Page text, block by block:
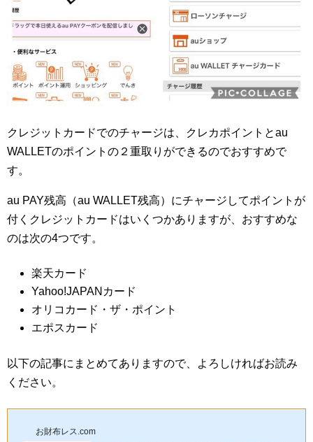
クレジットカードでのチャージは、クレカポイントとau
WALLETのポイントの２重取りができるのでおすすめで
す。
au PAY残高（au WALLET残高）にチャージしてポイントが
付くクレジットカードはいくつかありますが、おすすめな
のは次の4つです。
楽天カード
Yahoo!JAPANカード
オリコカード・ザ・ポイント
エポスカード
以下の記事にまとめてありますので、よろしければお読み
ください。
お財布レス.com